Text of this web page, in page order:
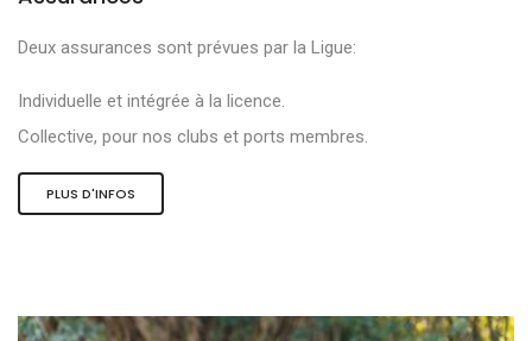
Deux assurances sont prévues par la Ligue:
Individuelle et intégrée à la licence.
Collective, pour nos clubs et ports membres.
PLUS D'INFOS